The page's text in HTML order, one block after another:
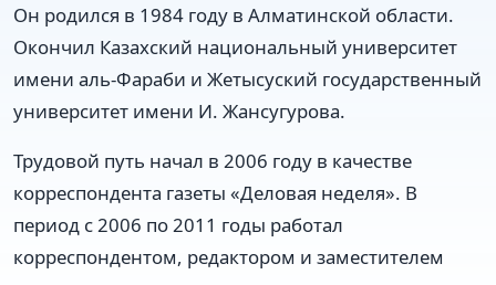
Он родился в 1984 году в Алматинской области.
Окончил Казахский национальный университет
имени аль-Фараби и Жетысуский государственный
университет имени И. Жансугурова.
Трудовой путь начал в 2006 году в качестве
корреспондента газеты «Деловая неделя». В
период с 2006 по 2011 годы работал
корреспондентом, редактором и заместителем